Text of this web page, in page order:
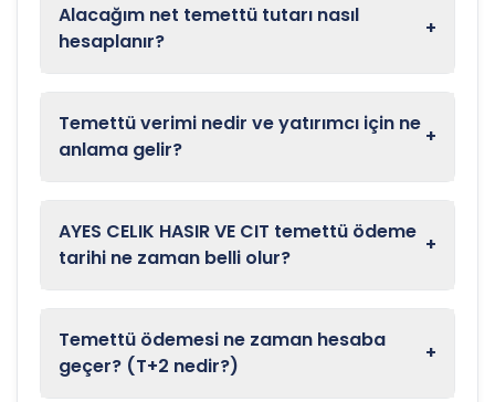
Alacağım net temettü tutarı nasıl
hesaplanır?
+
Temettü verimi nedir ve yatırımcı için ne
anlama gelir?
+
AYES CELIK HASIR VE CIT temettü ödeme
tarihi ne zaman belli olur?
+
Temettü ödemesi ne zaman hesaba
geçer? (T+2 nedir?)
+